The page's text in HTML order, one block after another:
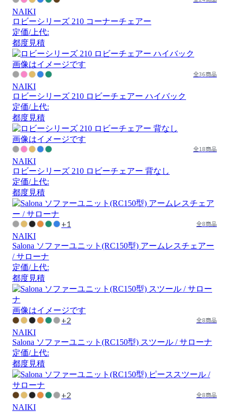
NAIKI
ロビーシリーズ 210 コーナーチェアー
定価/上代:
都度見積
画像はイメージです
全36商品
NAIKI
ロビーシリーズ 210 ロビーチェアー ハイバック
定価/上代:
都度見積
画像はイメージです
全18商品
NAIKI
ロビーシリーズ 210 ロビーチェアー 背なし
定価/上代:
都度見積
+1 全8商品
NAIKI
Salona ソファーユニット(RC150型) アームレスチェアー
/ サローナ
定価/上代:
都度見積
画像はイメージです
+2 全8商品
NAIKI
Salona ソファーユニット(RC150型) スツール / サローナ
定価/上代:
都度見積
+2 全8商品
NAIKI